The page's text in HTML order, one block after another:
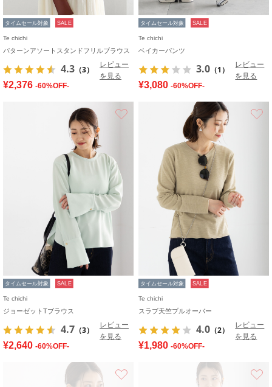
タイムセール対象 SALE
Te chichi
パターンアソートスタンドフリルブラウス
4.3 （3）
レビュー
を見る
¥2,376 -60%OFF-
タイムセール対象 SALE
Te chichi
ベイカーパンツ
3.0 （1）
レビュー
を見る
¥3,080 -60%OFF-
タイムセール対象 SALE
Te chichi
ジョーゼットTブラウス
4.7 （3）
レビュー
を見る
¥2,640 -60%OFF-
タイムセール対象 SALE
Te chichi
スラブ天竺プルオーバー
4.0 （2）
レビュー
を見る
¥1,980 -60%OFF-